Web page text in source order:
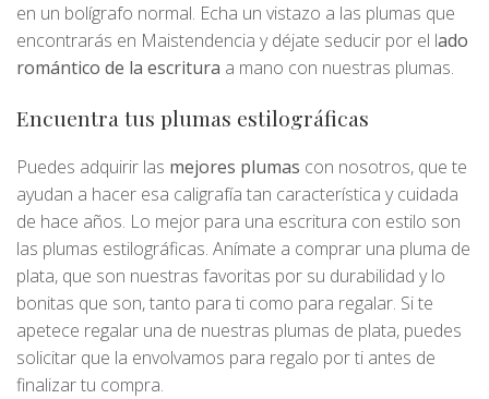
en un bolígrafo normal. Echa un vistazo a las plumas que
encontrarás en Maistendencia y déjate seducir por el lado
romántico de la escritura a mano con nuestras plumas.
Encuentra tus plumas estilográficas
Puedes adquirir las mejores plumas con nosotros, que te
ayudan a hacer esa caligrafía tan característica y cuidada
de hace años. Lo mejor para una escritura con estilo son
las plumas estilográficas. Anímate a comprar una pluma de
plata, que son nuestras favoritas por su durabilidad y lo
bonitas que son, tanto para ti como para regalar. Si te
apetece regalar una de nuestras plumas de plata, puedes
solicitar que la envolvamos para regalo por ti antes de
finalizar tu compra.